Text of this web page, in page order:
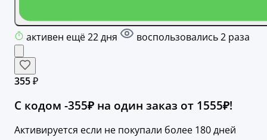
активен ещё 22 дня воспользовались 2 раза
355 ₽
С кодом -355₽ на один заказ от 1555₽!
Активируется если не покупали более 180 дней